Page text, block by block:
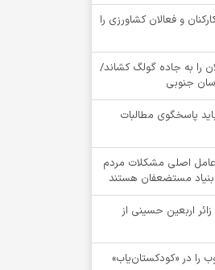
و فعالان کشاورزی را
را به جاده گولگ کشاند/
جنوبی
پاسخگوی مطالبات
اصلی مشکلات مردم
مستضعفان هستند
اعزام بیش از 4100 زائر اربعین حسینی از
را در «کودکستان‌یاب»